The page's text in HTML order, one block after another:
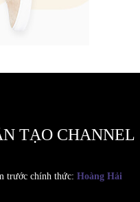
TẠO CHANNEL
trước chính thức: Hoàng Hải